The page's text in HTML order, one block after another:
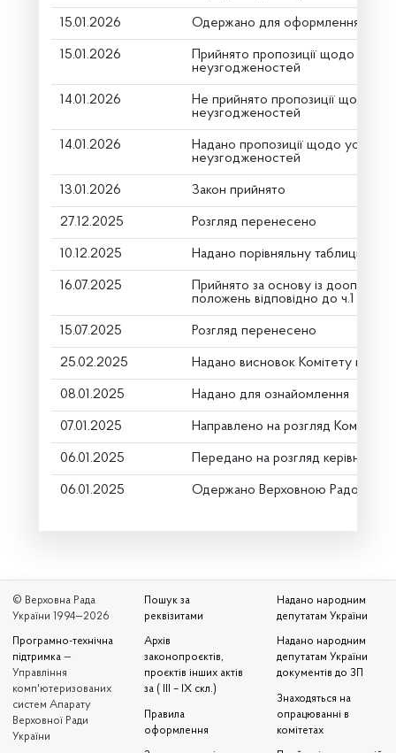
15.01.2026 Одержано для оформлення
15.01.2026
Прийнято пропозиції щодо
неузгодженостей
14.01.2026
Не прийнято пропозиції щодо
неузгодженостей
14.01.2026
Надано пропозиції щодо
неузгодженостей
13.01.2026 Закон прийнято
27.12.2025 Розгляд перенесено
10.12.2025 Надано порівняльну таблицю
16.07.2025
Прийнято за основу із
положень відповідно до ч.1 ст.116
15.07.2025 Розгляд перенесено
25.02.2025 Надано висновок Комітету про
08.01.2025 Надано для ознайомлення
07.01.2025 Направлено на розгляд Комітету
06.01.2025 Передано на розгляд керівництву
06.01.2025 Одержано Верховною Радою
© Верховна Рада
України 1994—2026
Програмно-технічна
підтримка —
Управління
комп'ютеризованих
систем Апарату
Верховної Ради
України
Пошук за
реквізитами
Архів
законопроєктів,
проєктів інших актів
за ( III – IX скл.)
Правила
оформлення
Надано народним
депутатам України
Надано народним
депутатам України
документів до ЗП
Знаходяться на
опрацюванні в
комітетах